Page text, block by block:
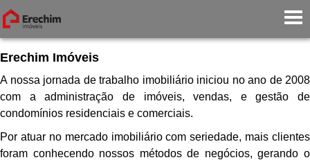
Erechim Imóveis
A nossa jornada de trabalho imobiliário iniciou no ano de 2008
com a administração de imóveis, vendas, e gestão de
condomínios residenciais e comerciais.
Por atuar no mercado imobiliário com seriedade, mais clientes
foram conhecendo nossos métodos de negócios, gerando o